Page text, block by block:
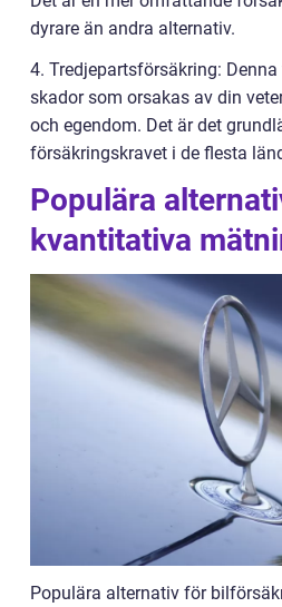
dyrare än andra alternativ.
4. Tredjepartsförsäkring:
skador som orsakas av din
och egendom. Det är det
försäkringskravet i de flesta
Populära
kvantitativa
Populära alternativ för